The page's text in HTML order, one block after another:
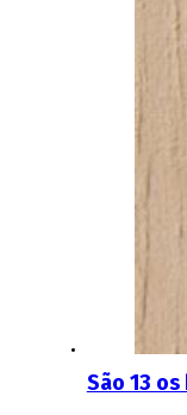
São 13